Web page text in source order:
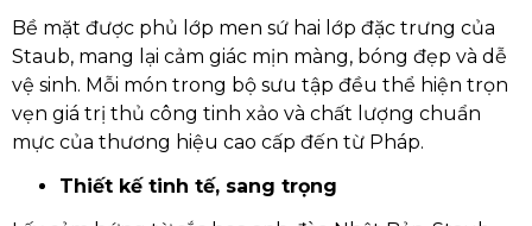
Bề mặt được phủ lớp men sứ hai lớp đặc trưng của
Staub, mang lại cảm giác mịn màng, bóng đẹp và dễ
vệ sinh. Mỗi món trong bộ sưu tập đều thể hiện trọn
vẹn giá trị thủ công tinh xảo và chất lượng chuẩn
mực của thương hiệu cao cấp đến từ Pháp.
Thiết kế tinh tế, sang trọng